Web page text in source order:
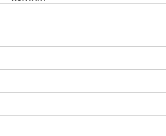
PIWNICY,
A
NA